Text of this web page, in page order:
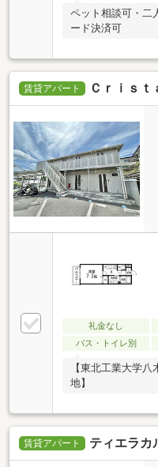
ペット相談可・二
ード決済可
賃貸アパート Ｃｒｉｓｔ
礼金なし
バス・トイレ別
【東北工業大学
地】
賃貸アパート ティエラカ